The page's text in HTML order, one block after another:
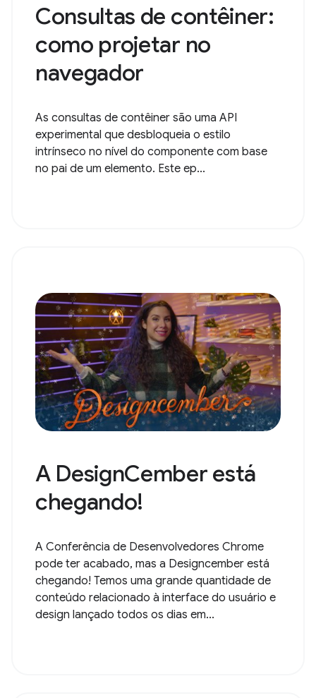
Consultas de contêiner:
como projetar no
navegador
As consultas de contêiner são uma API
experimental que desbloqueia o estilo
intrínseco no nível do componente com base
no pai de um elemento. Este ep...
A DesignCember está
chegando!
A Conferência de Desenvolvedores Chrome
pode ter acabado, mas a Designcember está
chegando! Temos uma grande quantidade de
conteúdo relacionado à interface do usuário e
design lançado todos os dias em...